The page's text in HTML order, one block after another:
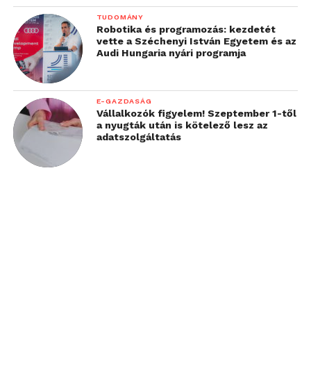
TUDOMÁNY
Robotika és programozás: kezdetét
vette a Széchenyi István Egyetem és az
Audi Hungaria nyári programja
E-GAZDASÁG
Vállalkozók figyelem! Szeptember 1-től
a nyugták után is kötelező lesz az
adatszolgáltatás